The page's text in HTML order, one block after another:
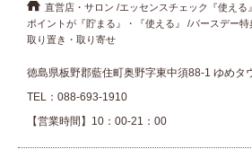
直営店・サロン
エッセンスチェック『使える』
ポイントが『貯まる』・『使える』
バースデー特
取り置き・取り寄せ
徳島県板野郡藍住町奥野字東中須88-1 ゆめ
TEL： 088-693-1910
【営業時間】10：00-21：00